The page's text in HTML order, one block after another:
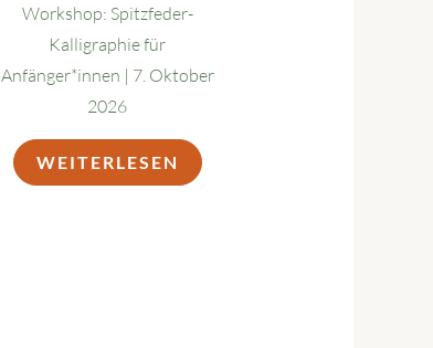
Workshop: Spitzfeder-
Kalligraphie für
Anfänger*innen | 7. Oktober
2026
WEITERLESEN